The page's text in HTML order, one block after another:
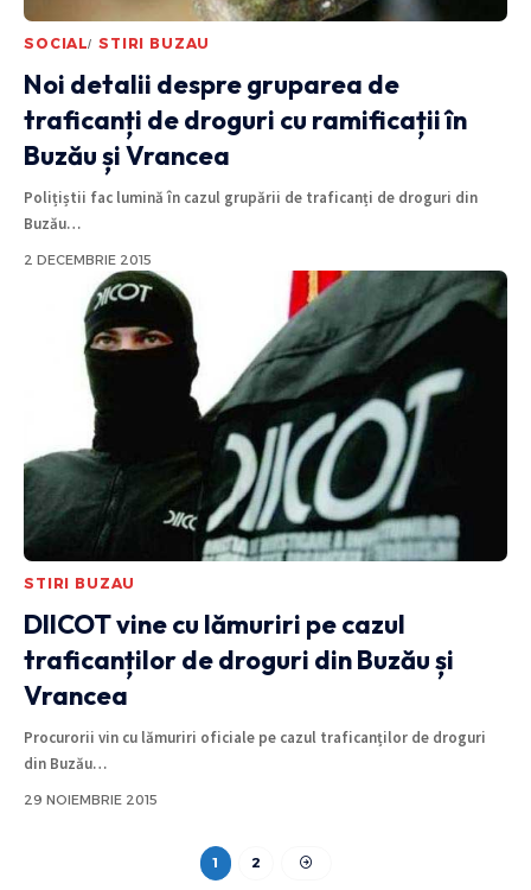
SOCIAL STIRI BUZAU
Noi detalii despre gruparea de
traficanți de droguri cu ramificații în
Buzău și Vrancea
Polițiștii fac lumină în cazul grupării de traficanți de droguri din
Buzău…
2 DECEMBRIE 2015
STIRI BUZAU
DIICOT vine cu lămuriri pe cazul
traficanților de droguri din Buzău și
Vrancea
Procurorii vin cu lămuriri oficiale pe cazul traficanților de droguri
din Buzău…
29 NOIEMBRIE 2015
1 2